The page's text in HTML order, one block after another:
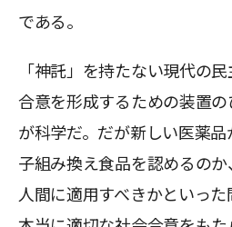
である。
「神託」を持たない現代の民
合意を形成するための装置の
が科学だ。だが新しい医薬
子組み換え食品を認めるの
人間に適用すべきかといっ